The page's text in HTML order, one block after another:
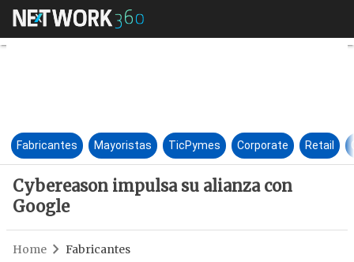
Cybereason impulsa su
Fabricantes Mayoristas TicPymes Corporate Retail
Cybereason impulsa su alianza con
Google
Home Fabricantes